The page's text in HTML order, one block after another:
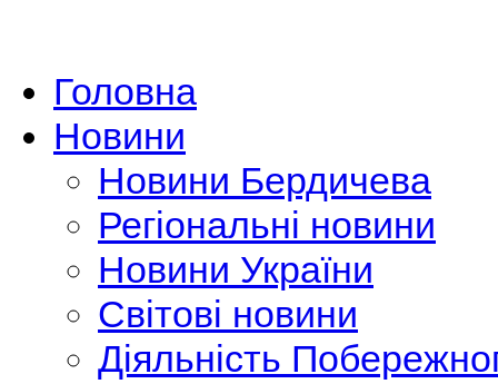
Головна
Новини
Новини Бердичева
Регіональні новини
Новини України
Світові новини
Діяльність